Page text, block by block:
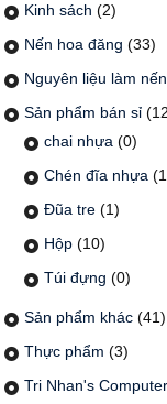
Kinh sách (2)
Nến hoa đăng (33)
Nguyên liệu làm nến
Sản phẩm bán sỉ
chai nhựa (0)
Chén đĩa nhựa
Đũa tre (1)
Hộp (10)
Túi đựng (0)
Sản phẩm khác (41)
Thực phẩm (3)
Tri Nhan's Computer